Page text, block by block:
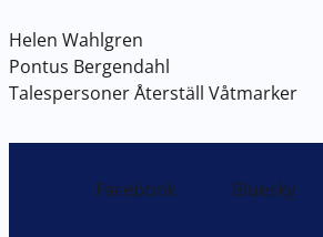
Helen Wahlgren
Pontus Bergendahl
Talespersoner Återställ Våtmarker
Facebook Bluesky